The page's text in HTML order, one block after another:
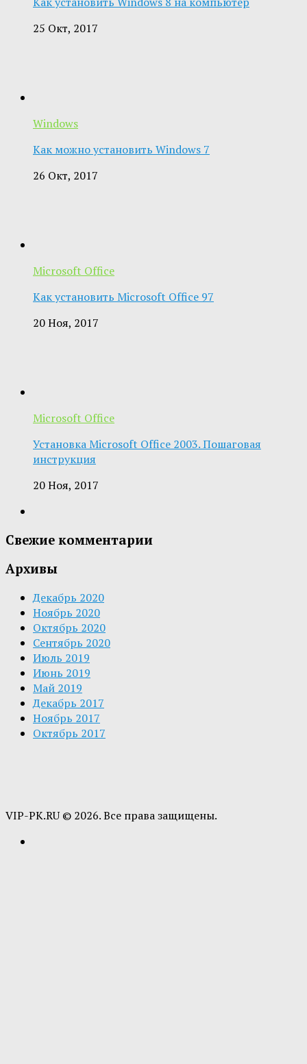
25 Окт, 2017
Windows
Как можно установить Windows 7
26 Окт, 2017
Microsoft Office
Как установить Microsoft Office 97
20 Ноя, 2017
Microsoft Office
Установка Microsoft Office 2003. Пошаговая
инструкция
20 Ноя, 2017
Свежие комментарии
Архивы
Декабрь 2020
Ноябрь 2020
Октябрь 2020
Сентябрь 2020
Июль 2019
Июнь 2019
Май 2019
Декабрь 2017
Ноябрь 2017
Октябрь 2017
VIP-PK.RU © 2026. Все права защищены.